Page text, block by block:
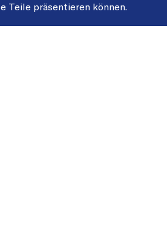
Teile präsentieren können.